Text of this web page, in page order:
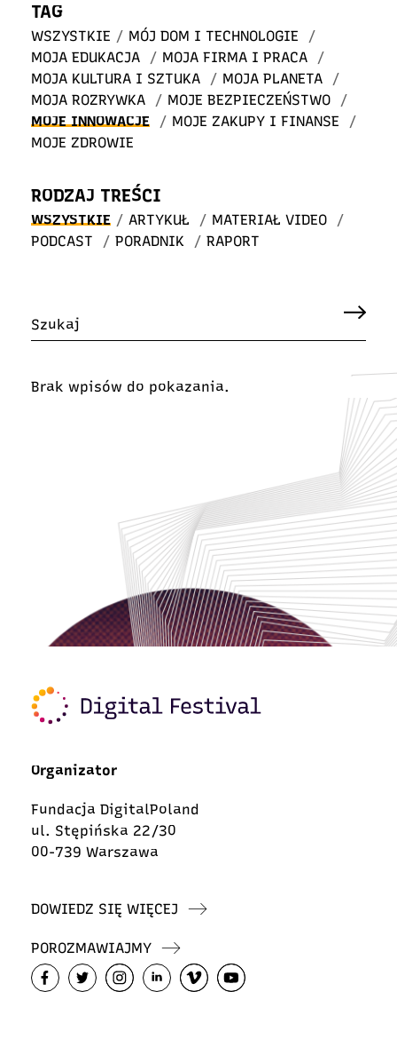
TAG
WSZYSTKIE / MÓJ DOM I TECHNOLOGIE
/
MOJA EDUKACJA
/ MOJA FIRMA I PRACA
/
MOJA KULTURA I SZTUKA
/ MOJA PLANETA
/
MOJA ROZRYWKA
/ MOJE BEZPIECZEŃSTWO
/
MOJE INNOWACJE
/ MOJE ZAKUPY I FINANSE
/
MOJE ZDROWIE
RODZAJ TREŚCI
WSZYSTKIE / ARTYKUŁ / MATERIAŁ VIDEO
/
PODCAST
/ PORADNIK / RAPORT
Brak wpisów do pokazania.
Organizator
Fundacja DigitalPoland
ul. Stępińska 22/30
00-739 Warszawa
DOWIEDZ SIĘ WIĘCEJ
POROZMAWIAJMY